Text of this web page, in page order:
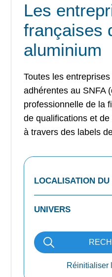
Les
françaises
aluminium
Toutes les
adhérentes au SNFA
professionnelle de la
de qualifications et
à travers des labels
Réinitialiser